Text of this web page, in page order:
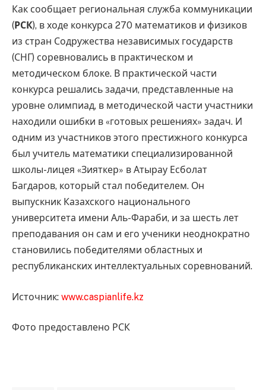
Как сообщает региональная служба коммуникации
(РСК), в ходе конкурса 270 математиков и физиков
из стран Содружества независимых государств
(СНГ) соревновались в практическом и
методическом блоке. В практической части
конкурса решались задачи, представленные на
уровне олимпиад, в методической части участники
находили ошибки в «готовых решениях» задач. И
одним из участников этого престижного конкурса
был учитель математики специализированной
школы-лицея «Зияткер» в Атырау Есболат
Багдаров, который стал победителем. Он
выпускник Казахского национального
университета имени Аль-Фараби, и за шесть лет
преподавания он сам и его ученики неоднократно
становились победителями областных и
республиканских интеллектуальных соревнований.
Источник: www.caspianlife.kz
Фото предоставлено РСК